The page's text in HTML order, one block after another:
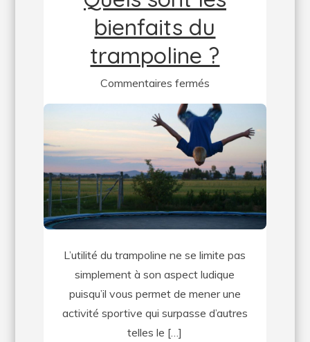
bienfaits du
trampoline ?
Commentaires ferméssur
Quels
sont
les
bienfaits
du
trampoline
?
L’utilité du trampoline ne se limite pas
simplement à son aspect ludique
puisqu’il vous permet de mener une
activité sportive qui surpasse d’autres
telles le […]